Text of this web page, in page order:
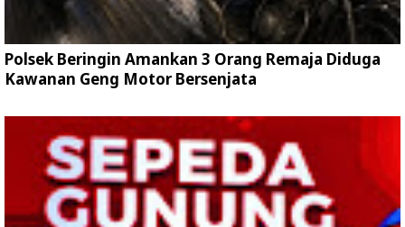
Polsek Beringin Amankan 3 Orang Remaja Diduga
Kawanan Geng Motor Bersenjata